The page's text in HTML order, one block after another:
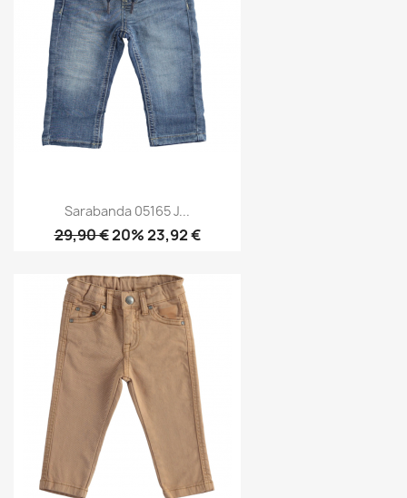
Sarabanda 05165 J...
29,90 €20% 23,92 €